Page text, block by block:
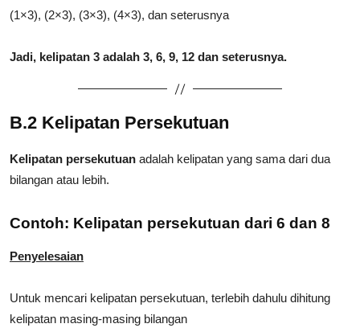
(1×3), (2×3), (3×3), (4×3), dan seterusnya
Jadi, kelipatan 3 adalah 3, 6, 9, 12 dan seterusnya.
B.2 Kelipatan Persekutuan
Kelipatan persekutuan adalah kelipatan yang sama dari dua
bilangan atau lebih.
Contoh: Kelipatan persekutuan dari 6 dan 8
Penyelesaian
Untuk mencari kelipatan persekutuan, terlebih dahulu dihitung
kelipatan masing-masing bilangan